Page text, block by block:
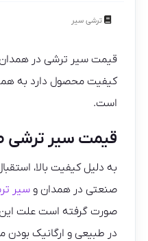
ترشی سیر
قیمت سیر ترشی در
کیفیت محصول دارد به
است.
قیمت سیر ترشی
به دلیل کیفیت بالا،
صنعتی در همدان وسیر ترشی
صورت گرفته است علت این
در طبیعی و ارگانیک